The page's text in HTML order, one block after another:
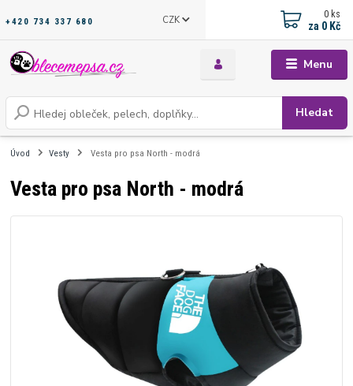
Menu
CZK
Hledat
+420 734 337 680
0 ks
za 0 Kč
Úvod Vesty Vesta pro psa North - modrá
Vesta pro psa North - modrá